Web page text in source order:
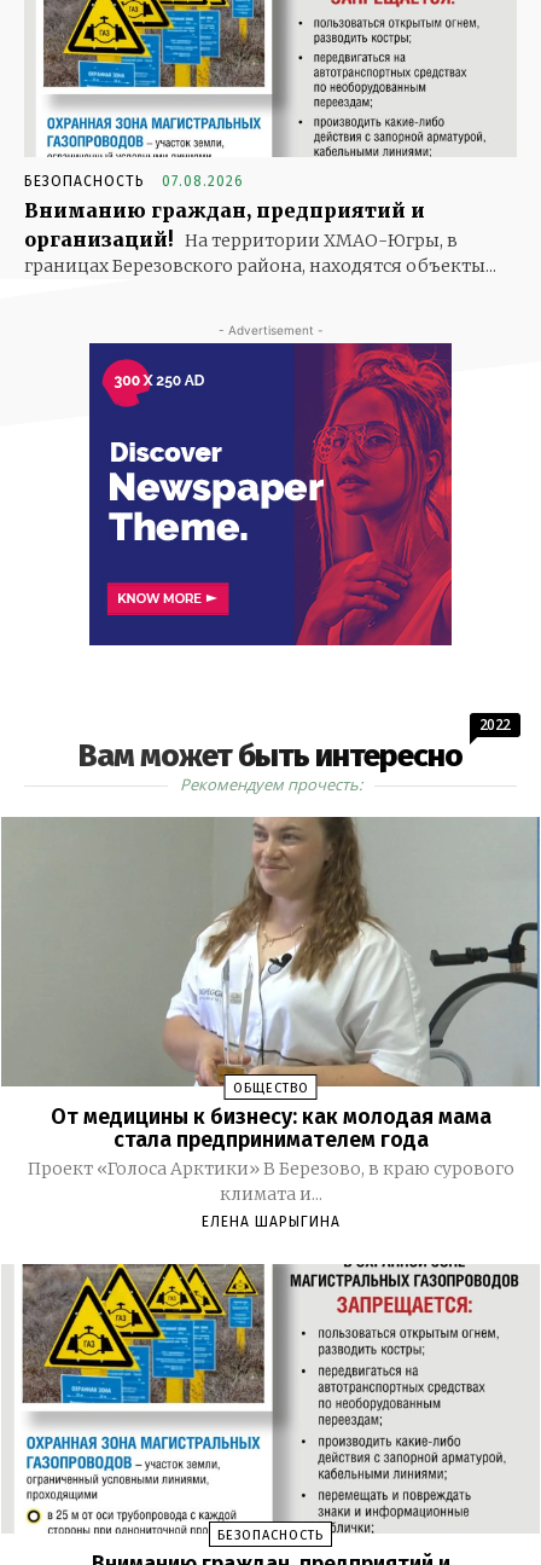
БЕЗОПАСНОСТЬ 07.08.2026
Вниманию граждан, предприятий и
организаций! На территории ХМАО-Югры, в
границах Березовского района, находятся объекты...
- Advertisement -
Вам может быть интересно
2022
Рекомендуем прочесть:
ОБЩЕСТВО
От медицины к бизнесу: как молодая мама
стала предпринимателем года
Проект «Голоса Арктики» В Березово, в краю сурового
климата и...
ЕЛЕНА ШАРЫГИНА
БЕЗОПАСНОСТЬ